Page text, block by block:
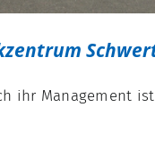
Management